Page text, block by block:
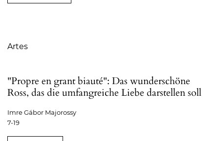
Artes
"Propre en grant biauté": Das wunderschöne
Ross, das die umfangreiche Liebe darstellen soll
Imre Gábor Majorossy
7-19